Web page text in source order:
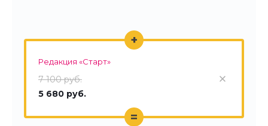
Редакция «Старт»
7 100 руб.
5 680 руб.
+
=